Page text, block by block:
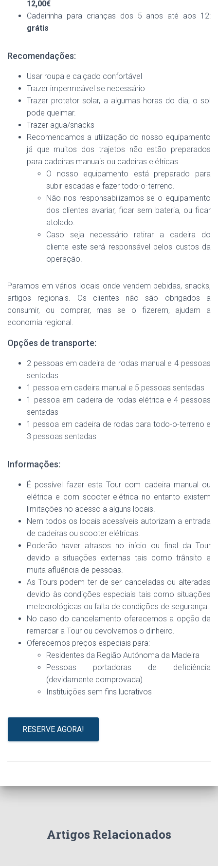
12,00€
Cadeirinha para crianças dos 5 anos até aos 12:
grátis
Recomendações:
Usar roupa e calçado confortável
Trazer impermeável se necessário
Trazer protetor solar, a algumas horas do dia, o sol
pode queimar.
Trazer agua/snacks
Recomendamos a utilização do nosso equipamento
já que muitos dos trajetos não estão preparados
para cadeiras manuais ou cadeiras elétricas.
O nosso equipamento está preparado para
subir escadas e fazer todo-o-terreno.
Não nos responsabilizamos se o equipamento
dos clientes avariar, ficar sem bateria, ou ficar
atolado.
Caso seja necessário retirar a cadeira do
cliente este será responsável pelos custos da
operação.
Paramos em vários locais onde vendem bebidas, snacks,
artigos regionais. Os clientes não são obrigados a
consumir, ou comprar, mas se o fizerem, ajudam a
economia regional.
Opções de transporte:
2 pessoas em cadeira de rodas manual e 4 pessoas
sentadas
1 pessoa em cadeira manual e 5 pessoas sentadas
1 pessoa em cadeira de rodas elétrica e 4 pessoas
sentadas
1 pessoa em cadeira de rodas para todo-o-terreno e
3 pessoas sentadas
Informações:
É possível fazer esta Tour com cadeira manual ou
elétrica e com scooter elétrica no entanto existem
limitações no acesso a alguns locais.
Nem todos os locais acessíveis autorizam a entrada
de cadeiras ou scooter elétricas.
Poderão haver atrasos no início ou final da Tour
devido a situações externas tais como trânsito e
muita afluência de pessoas.
As Tours podem ter de ser canceladas ou alteradas
devido às condições especiais tais como situações
meteorológicas ou falta de condições de segurança.
No caso do cancelamento oferecemos a opção de
remarcar a Tour ou devolvemos o dinheiro.
Oferecemos preços especiais para:
Residentes da Região Autónoma da Madeira
Pessoas portadoras de deficiência
(devidamente comprovada)
Instituições sem fins lucrativos
RESERVE AGORA!
Artigos Relacionados